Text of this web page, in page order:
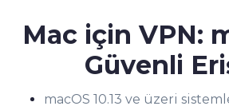
Mac için VPN:
Güvenli
macOS 10.13 ve üzeri